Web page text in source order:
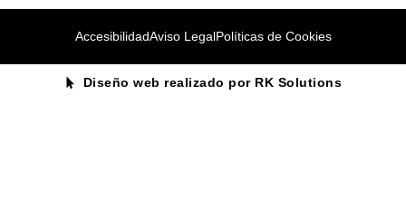
AccesibilidadAviso LegalPolíticas de Cookies
Diseño web realizado por RK Solutions